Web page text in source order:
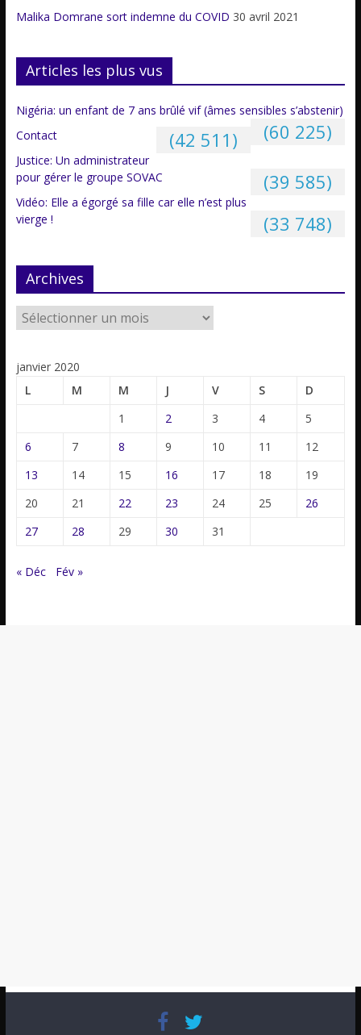
Malika Domrane sort indemne du COVID 30 avril 2021
Articles les plus vus
Nigéria: un enfant de 7 ans brûlé vif (âmes sensibles s’abstenir)
(60 225)
Contact (42 511)
Justice: Un administrateur
pour gérer le groupe SOVAC
(39 585)
Vidéo: Elle a égorgé sa fille car elle n’est plus
vierge !
(33 748)
Archives
janvier 2020
L
M M J V S
D
1
2 3 4
5
6
7 8 9 10 11
12
13
14 15 16 17 18
19
20
21 22 23 24 25
26
27
28 29 30 31
« Déc Fév »